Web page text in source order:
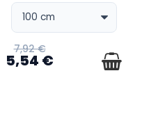
7,92 €
5,54 €